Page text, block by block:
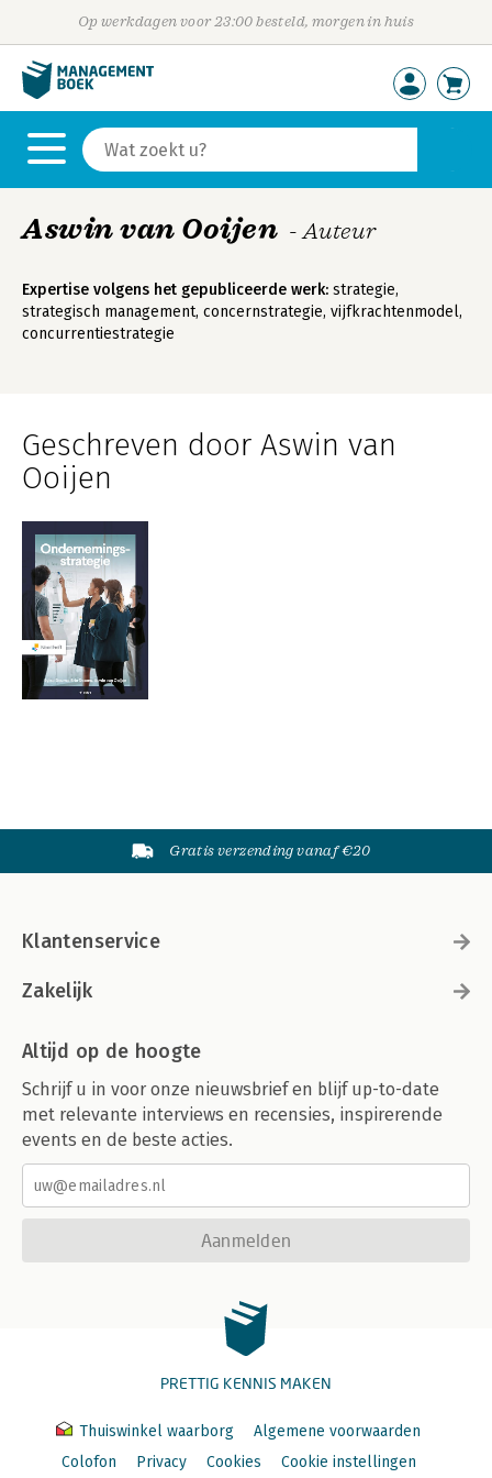
Op werkdagen voor 23:00 besteld, morgen in huis
Aswin van Ooijen - Auteur
Expertise volgens het gepubliceerde werk: strategie,
strategisch management, concernstrategie, vijfkrachtenmodel,
concurrentiestrategie
Geschreven door Aswin van
Ooijen
Gratis verzending vanaf €20
Klantenservice
Zakelijk
Altijd op de hoogte
Schrijf u in voor onze nieuwsbrief en blijf up-to-date
met relevante interviews en recensies, inspirerende
events en de beste acties.
Aanmelden
PRETTIG KENNIS MAKEN
Thuiswinkel waarborg
Algemene voorwaarden
Colofon
Privacy Cookies Cookie instellingen